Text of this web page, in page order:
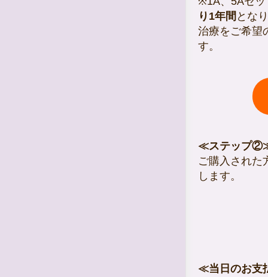
り1年間 とな
治療をご希望
す。
≪ステップ
ご購入された
します。
≪当日のお支